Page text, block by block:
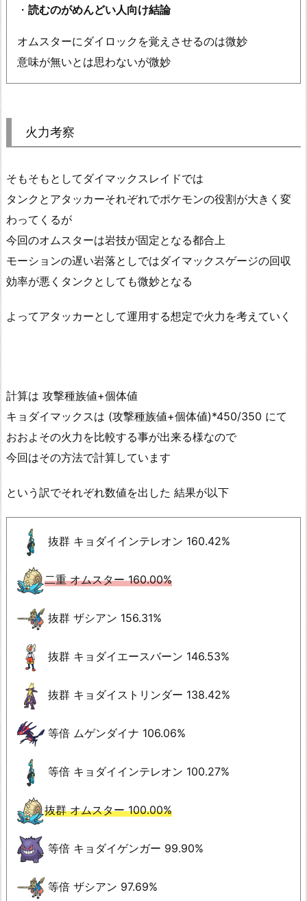
・ 読むのがめんどい人向け結論
オムスターにダイロックを覚えさせるのは微妙
意味が無いとは思わないが微妙
火力考察
そもそもとしてダイマックスレイドでは
タンクとアタッカーそれぞれでポケモンの役割が大きく変
わってくるが
今回のオムスターは岩技が固定となる都合上
モーションの遅い岩落としではダイマックスゲージの回収
効率が悪くタンクとしても微妙となる
よってアタッカーとして運用する想定で火力を考えていく
計算は 攻撃種族値+個体値
キョダイマックスは (攻撃種族値+個体値)*450/350 にて
おおよその火力を比較する事が出来る様なので
今回はその方法で計算しています
という訳でそれぞれ数値を出した 結果が以下
抜群 キョダイインテレオン 160.42%
二重 オムスター 160.00%
抜群 ザシアン 156.31%
抜群 キョダイエースバーン 146.53%
抜群 キョダイストリンダー 138.42%
等倍 ムゲンダイナ 106.06%
等倍 キョダイインテレオン 100.27%
抜群 オムスター 100.00%
等倍 キョダイゲンガー 99.90%
等倍 ザシアン 97.69%